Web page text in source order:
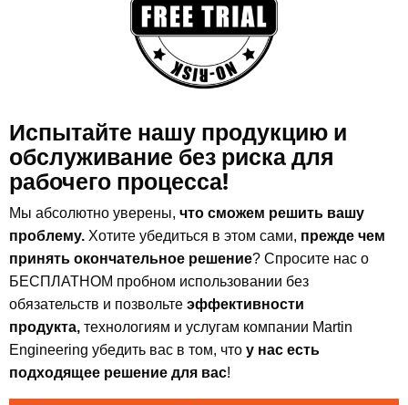
Испытайте нашу продукцию и
обслуживание без риска для
рабочего процесса!
Мы абсолютно уверены, что сможем решить вашу
проблему. Хотите убедиться в этом сами, прежде чем
принять окончательное решение? Спросите нас о
БЕСПЛАТНОМ пробном использовании без
обязательств и позвольте эффективности
продукта, технологиям и услугам компании Martin
Engineering убедить вас в том, что у нас есть
подходящее решение для вас!